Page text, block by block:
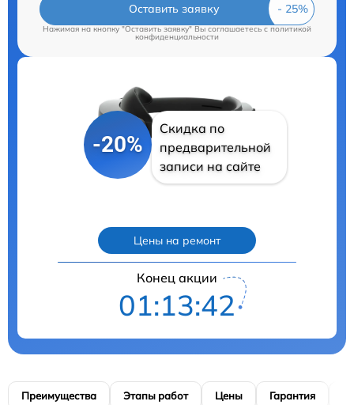
Оставить заявку
Нажимая на кнопку "Оставить заявку" Вы соглашаетесь cполитикой
конфиденциальности
-20%
Скидка по
предварительной
записи на сайте
Цены на ремонт
Конец акции
01:13:41
Преимущества Этапы работ Цены Гарантия